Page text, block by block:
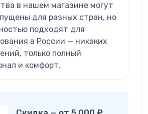
в нашем магазине могут
для разных стран, но
подходят для
в России — никаких
только полный
и комфорт.